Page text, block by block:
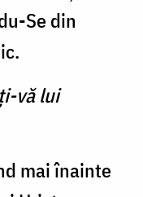
Se din
vă lui
mai îna­inte